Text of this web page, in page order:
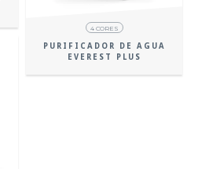
4 CORES
PURIFICADOR DE AGUA
EVEREST PLUS